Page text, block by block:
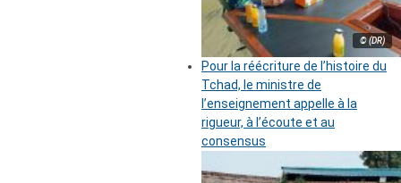
© (DR)
Pour la réécriture de l’histoire du
Tchad, le ministre de
l’enseignement appelle à la
rigueur, à l’écoute et au
consensus